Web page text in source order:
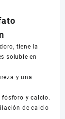
tiene la
soluble en
y una
fósforo y calcio.
de calcio